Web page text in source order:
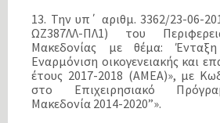
13. Την υπ΄ αριθμ. 3362/23-06-
ΩΖ387ΛΛ-ΠΛ1) του
Μακεδονίας με θέμα:
Εναρμόνιση οικογενειακής και
έτους 2017-2018 (ΑΜΕΑ)», με
στο Επιχειρησιακό
Μακεδονία 2014-2020”».